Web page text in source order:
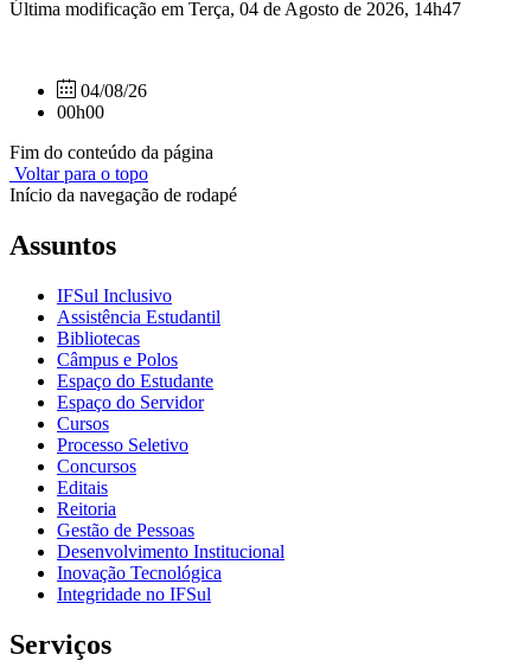
Última modificação em Terça, 04 de Agosto de 2026, 14h47
04/08/26
00h00
Fim do conteúdo da página
Voltar para o topo
Início da navegação de rodapé
Assuntos
IFSul Inclusivo
Assistência Estudantil
Bibliotecas
Câmpus e Polos
Espaço do Estudante
Espaço do Servidor
Cursos
Processo Seletivo
Concursos
Editais
Reitoria
Gestão de Pessoas
Desenvolvimento Institucional
Inovação Tecnológica
Integridade no IFSul
Serviços